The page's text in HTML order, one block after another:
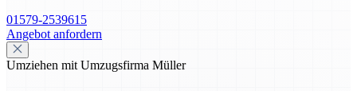
01579-2539615
Angebot anfordern
Umziehen mit Umzugsfirma Müller